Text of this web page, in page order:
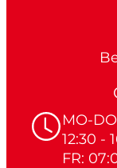
MO-
12:30 -
FR: